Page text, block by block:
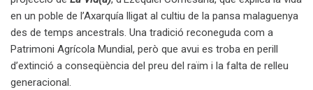
en un poble de l’Axarquía lligat al cultiu de la pansa malaguenya
des de temps ancestrals. Una tradició reconeguda com a
Patrimoni Agrícola Mundial, però que avui es troba en perill
d’extinció a conseqüència del preu del raïm i la falta de relleu
generacional.